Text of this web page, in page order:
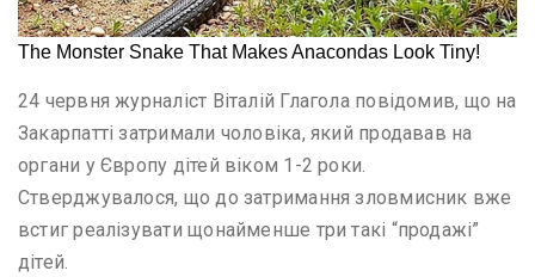
24 червня журналіст Віталій Глагола повідомив, що на
Закарпатті затримали чоловіка, який продавав на
органи у Європу дітей віком 1-2 роки.
Стверджувалося, що до затримання зловмисник вже
встиг реалізувати щонайменше три такі “продажі”
дітей.